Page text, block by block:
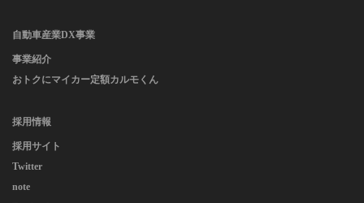
自動車産業DX事業
事業紹介
おトクにマイカー定額カルモくん
採用情報
採用サイト
Twitter
note